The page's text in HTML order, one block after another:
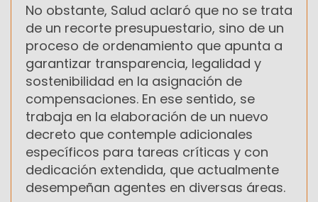
No obstante, Salud aclaró que no se trata
de un recorte presupuestario, sino de un
proceso de ordenamiento que apunta a
garantizar transparencia, legalidad y
sostenibilidad en la asignación de
compensaciones. En ese sentido, se
trabaja en la elaboración de un nuevo
decreto que contemple adicionales
específicos para tareas críticas y con
dedicación extendida, que actualmente
desempeñan agentes en diversas áreas.